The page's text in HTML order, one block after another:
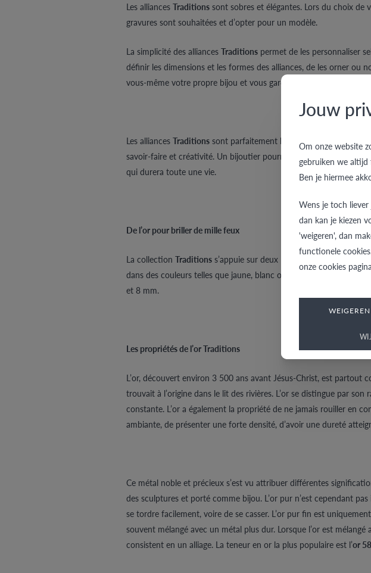
Les alliances Traditions sont sobres et élégantes. Lors du choix de
gravures sont souhaitées et d’opter pour un modèle.
La simplicité des alliances Traditions permet de les personnaliser
définir les dimensions et les formes des alliances, de les orner ou
vous-même votre propre bijou et vous gardez une totale liberté
Les alliances Traditions sont parfaitement lisses et arrondies sur
savoir-faire et créativité. Un bijoutier pourra vous aider à
qui durera toute une vie.
De l’or pour briller de mille feux
La collection Traditions s’appuie sur deux matériaux de base, à
dans des couleurs telles que jaune, blanc ou rose. Il faut aussi
et 8 mm.
Les propriétés de l’or Traditions
L’or, découvert environ 3 500 ans avant Jésus-Christ, est partout
trouvait à l’origine dans le lit des rivières. L’or se distingue par
constante. L’or a également la propriété de ne jamais rouiller en
ambiante, de présenter une forte densité, d’avoir une dureté
Ce métal noble et précieux s’est vu attribuer différentes
des sculptures et porté comme bijou. L’or pur n’est cependant
se tordre facilement, voire de se casser. L’or pur fin est
souvent mélangé avec un métal plus dur. Lorsque l’or est
consistent en un alliage. La teneur en or la plus populaire est l’or
Jouw
Om onze website
gebruiken we
Ben je hiermee
Wens je toch
dan kan je kiezen
'weigeren', dan
functionele
onze cookies
WEIGEREN